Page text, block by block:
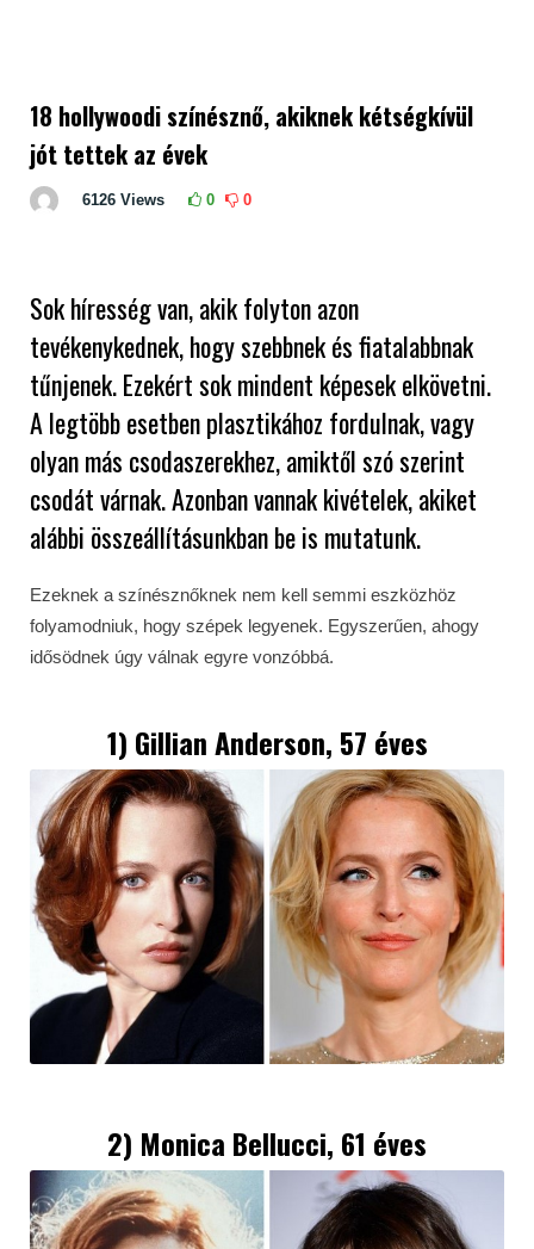
18 hollywoodi színésznő, akiknek kétségkívül
jót tettek az évek
6126 Views 0 0
Sok híresség van, akik folyton azon
tevékenykednek, hogy szebbnek és fiatalabbnak
tűnjenek. Ezekért sok mindent képesek elkövetni.
A legtöbb esetben plasztikához fordulnak, vagy
olyan más csodaszerekhez, amiktől szó szerint
csodát várnak. Azonban vannak kivételek, akiket
alábbi összeállításunkban be is mutatunk.
Ezeknek a színésznőknek nem kell semmi eszközhöz
folyamodniuk, hogy szépek legyenek. Egyszerűen, ahogy
idősödnek úgy válnak egyre vonzóbbá.
1) Gillian Anderson, 57 éves
2) Monica Bellucci, 61 éves